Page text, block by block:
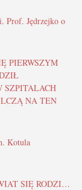
Prof. Jędrzejko o
PIERWSZYM
SZPITALACH
NA TEN
Kotula
SIĘ RODZI…